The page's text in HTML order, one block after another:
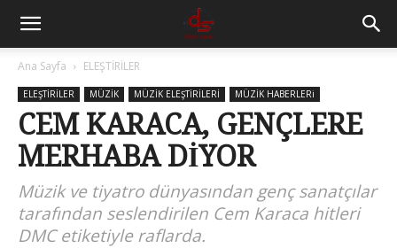
Ana Sayfa ELEŞTİRİLER
ELEŞTİRİLER MÜZİK MÜZİK ELEŞTİRİLERİ MÜZİK HABERLERi
CEM KARACA, GENÇLERE
MERHABA DİYOR
Müzik ve tiyatro dünyasından genç sanatçılar
tarafından seslendirilen Cem Karaca hitleri
DMC etiketiyle raflarda.